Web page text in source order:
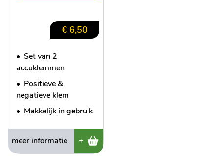
€ 6,50
• Set van 2
accuklemmen
• Positieve &
negatieve klem
• Makkelijk in gebruik
meer informatie +